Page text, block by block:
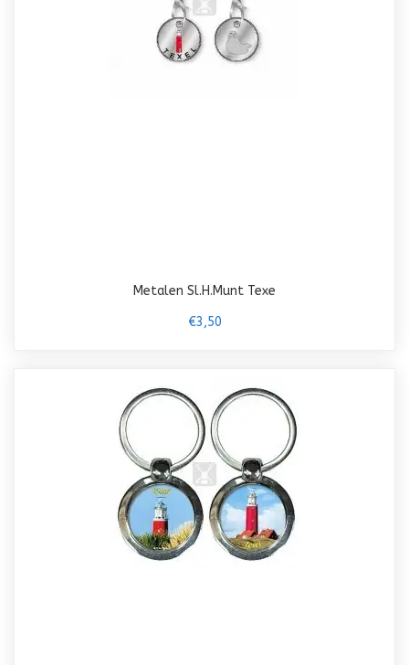
Metalen Sl.H.Munt Texe
€3,50